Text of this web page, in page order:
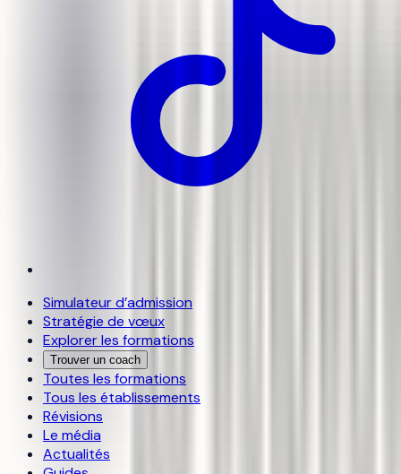
Simulateur d’admission
Stratégie de vœux
Explorer les formations
Trouver un coach
Toutes les formations
Tous les établissements
Révisions
Le média
Actualités